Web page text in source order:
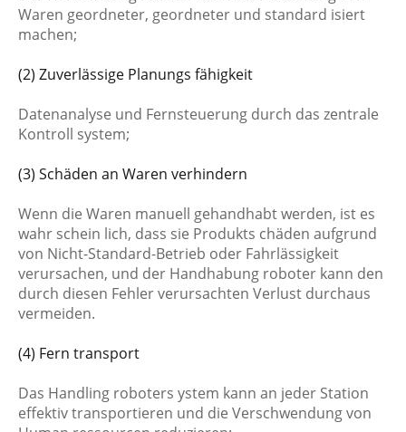
Waren geordneter, geordneter und standard isiert
machen;
(2) Zuverlässige Planungs fähigkeit
Datenanalyse und Fernsteuerung durch das zentrale
Kontroll system;
(3) Schäden an Waren verhindern
Wenn die Waren manuell gehandhabt werden, ist es
wahr schein lich, dass sie Produkts chäden aufgrund
von Nicht-Standard-Betrieb oder Fahrlässigkeit
verursachen, und der Handhabung roboter kann den
durch diesen Fehler verursachten Verlust durchaus
vermeiden.
(4) Fern transport
Das Handling roboters ystem kann an jeder Station
effektiv transportieren und die Verschwendung von